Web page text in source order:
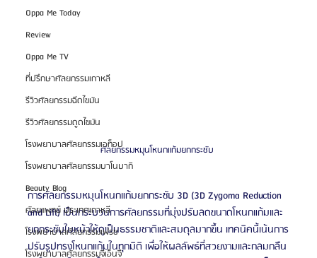
Oppa Me Today
Review
Oppa Me TV
ที่ปรึกษาศัลยกรรมเกาหลี
รีวิวศัลยกรรมฉีดไขมัน
รีวิวศัลยกรรมดูดไขมัน
โรงพยาบาลศัลยกรรมเอท็อป
โรงพยาบาลศัลยกรรมบาโนบากิ
Beauty Blog
ศัลยแพทย์ ประเทศเกาหลี
โรงพยาบาลศัลยกรรมเฟรช
โรงพยาบาลศัลยกรรมจีเอ็นจี
ศัลยกรรมหมุนโหนกแก้มยกกระชับ
การศัลยกรรมหมุนโหนกแก้มยกกระชับ 3D (3D Zygoma Reduction
and Lift) เป็นกระบวนการศัลยกรรมที่มุ่งปรับลดขนาดโหนกแก้มและ
ยกกระชับใบหน้าให้ดูเป็นธรรมชาติและสมดุลมากขึ้น เทคนิคนี้เน้นการ
ปรับรูปทรงโหนกแก้มในทุกมิติ เพื่อให้ผลลัพธ์ที่สวยงามและกลมกลืน